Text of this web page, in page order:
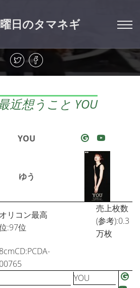
日のタマネギ
近想うこと YOU
YOU
ゆう
オリコン最高
:97位
売上枚数
(参考):0.3
万枚
8cmCD:PCDA-
00765
YOU